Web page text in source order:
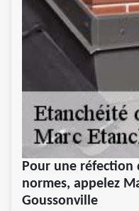
Pour une réfection
normes, appelez
Goussonville